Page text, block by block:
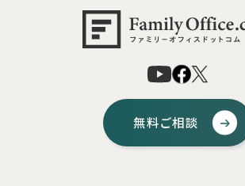
無料ご相談